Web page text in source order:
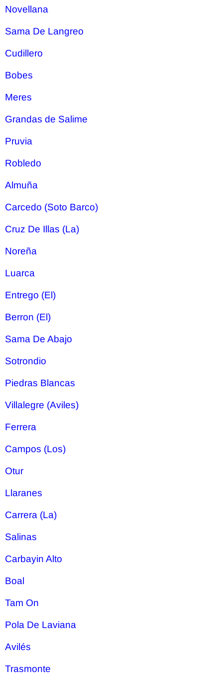
Novellana
Sama De Langreo
Cudillero
Bobes
Meres
Grandas de Salime
Pruvia
Robledo
Almuña
Carcedo (Soto Barco)
Cruz De Illas (La)
Noreña
Luarca
Entrego (El)
Berron (El)
Sama De Abajo
Sotrondio
Piedras Blancas
Villalegre (Aviles)
Ferrera
Campos (Los)
Otur
Llaranes
Carrera (La)
Salinas
Carbayin Alto
Boal
Tam On
Pola De Laviana
Avilés
Trasmonte